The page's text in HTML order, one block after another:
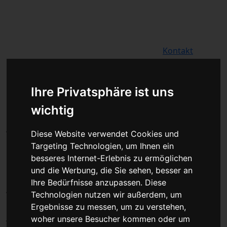
Ihre Privatsphäre ist uns
wichtig
Diese Website verwendet Cookies und
Targeting Technologien, um Ihnen ein
besseres Internet-Erlebnis zu ermöglichen
und die Werbung, die Sie sehen, besser an
Ihre Bedürfnisse anzupassen. Diese
Technologien nutzen wir außerdem, um
Ergebnisse zu messen, um zu verstehen,
woher unsere Besucher kommen oder um
Kontakt
PKW Chip Tuning
Leistungssteigerung oder
Austauschgerät KVA
Unser Betrieb steht für
kostengünstige Prüfungen und
Reparaturen von Steuergeräten aller
Art, unter anderem von Motor-
Steuergeräten, Airbag-Steuergeräten,
ABS-Steuergeräten uvm. STEUBEL®